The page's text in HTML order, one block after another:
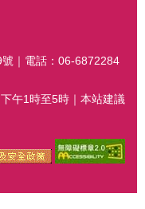
｜電話：06-6872284
午1時至5時｜本站建議